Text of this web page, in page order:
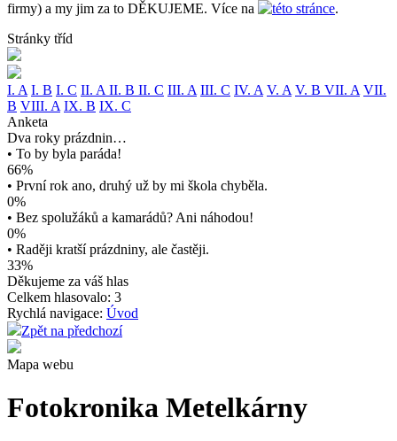
firmy) a my jim za to DĚKUJEME. Více na
této stránce.
Stránky tříd
I. A I. B I. C II. A II. B II. C III. A III. C IV. A V. A V. B VII. A VII.
B VIII. A IX. B IX. C
Anketa
Dva roky prázdnin…
• To by byla paráda!
66%
• První rok ano, druhý už by mi škola chyběla.
0%
• Bez spolužáků a kamarádů? Ani náhodou!
0%
• Raději kratší prázdniny, ale častěji.
33%
Děkujeme za váš hlas
Celkem hlasovalo: 3
Rychlá navigace: Úvod
Zpět na předchozí
Mapa webu
Fotokronika Metelkárny